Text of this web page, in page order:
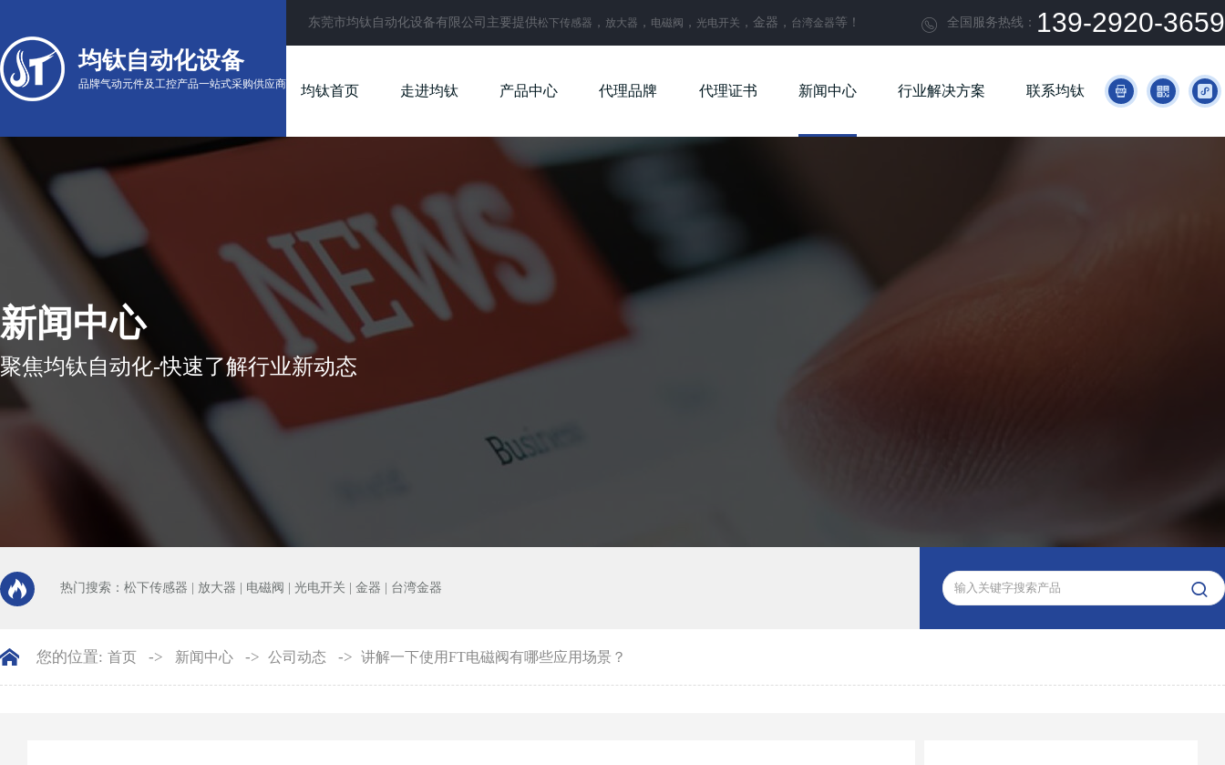
均钛自动化设备
品牌气动元件及工控产品一站式采购供应商
东莞市均钛自动化设备有限公司主要提供松下传感器 ， 放大器 ， 电磁阀 ， 光电开关 ，金器， 台湾金器等！  全国服务热线： 139-2920-3659
均钛首页 走进均钛 产品中心 代理品牌 代理证书 新闻中心 行业解决方案 联系均钛   
新闻中心
聚焦均钛自动化-快速了解行业新动态
热门搜索： 松下传感器 放大器 电磁阀 光电开关 金器 台湾金器 
您的位置: 首页 -> 新闻中心 -> 公司动态 -> 讲解一下使用FT电磁阀有哪些应用场景？